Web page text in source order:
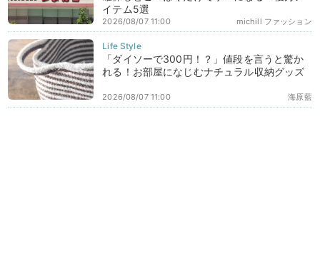
イテム5選
michill ファッション
2026/08/07 11:00
「ダイソーで300円！？」値段を言うと驚か
れる！お部屋になじむナチュラル収納グッズ
海原藍
2026/08/07 11:00